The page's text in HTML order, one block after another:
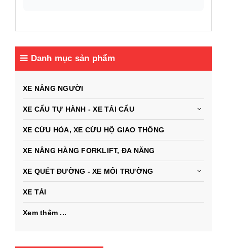
Danh mục sản phẩm
XE NÂNG NGƯỜI
XE CẨU TỰ HÀNH - XE TẢI CẨU
XE CỨU HỎA, XE CỨU HỘ GIAO THÔNG
XE NÂNG HÀNG FORKLIFT, ĐA NĂNG
XE QUÉT ĐƯỜNG - XE MÔI TRƯỜNG
XE TẢI
Xem thêm ...